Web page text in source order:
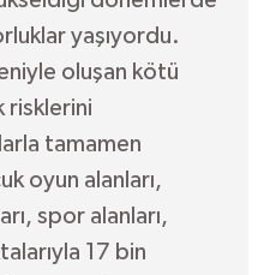
yaşıyordu.
oluşan kötü
risklerini
tamamen
oyun alanları,
spor alanları,
17 bin